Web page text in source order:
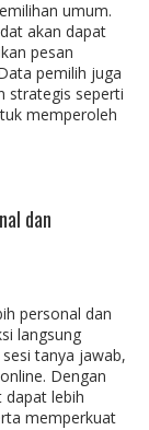
umum.
akan dapat
pesan
pemilih juga
strategis seperti
memperoleh
dan
personal dan
langsung
tanya jawab,
Dengan
dapat lebih
memperkuat